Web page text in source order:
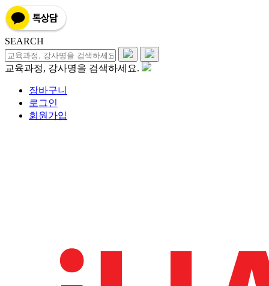
SEARCH
교육과정, 강사명을 검색하세요.
장바구니
로그인
회원가입